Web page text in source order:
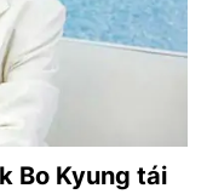
Bo Kyung tái